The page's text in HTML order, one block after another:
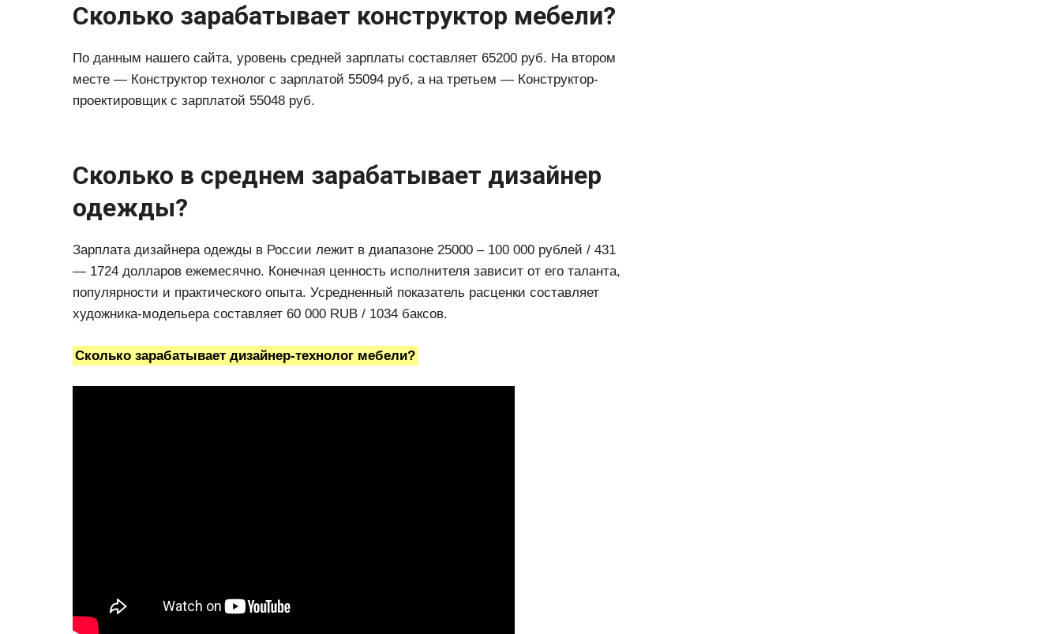
Сколько зарабатывает конструктор мебели?
По данным нашего сайта, уровень средней зарплаты составляет 65200 руб. На втором
месте — Конструктор технолог с зарплатой 55094 руб, а на третьем — Конструктор-
проектировщик с зарплатой 55048 руб.
Сколько в среднем зарабатывает дизайнер
одежды?
Зарплата дизайнера одежды в России лежит в диапазоне 25000 – 100 000 рублей / 431
— 1724 долларов ежемесячно. Конечная ценность исполнителя зависит от его таланта,
популярности и практического опыта. Усредненный показатель расценки составляет
художника-модельера составляет 60 000 RUB / 1034 баксов.
Сколько зарабатывает дизайнер-технолог мебели?